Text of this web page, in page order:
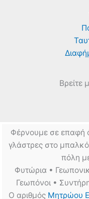
Βρείτε
Φέρνουμε σε επαφή
γλάστρες στο
πόλη
Φυτώρια •
Γεωπόνοι •
Ο αριθμός Μητρώου